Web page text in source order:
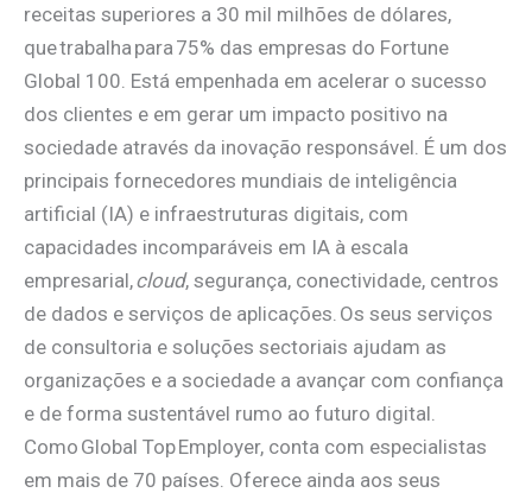
receitas superiores a 30 mil milhões de dólares,
que trabalha para 75% das empresas do Fortune
Global 100. Está empenhada em acelerar o sucesso
dos clientes e em gerar um impacto positivo na
sociedade através da inovação responsável. É um dos
principais fornecedores mundiais de inteligência
artificial (IA) e infraestruturas digitais, com
capacidades incomparáveis em IA à escala
empresarial,cloud, segurança, conectividade, centros
de dados e serviços de aplicações. Os seus serviços
de consultoria e soluções sectoriais ajudam as
organizações e a sociedade a avançar com confiança
e de forma sustentável rumo ao futuro digital.
Como Global Top Employer, conta com especialistas
em mais de 70 países. Oferece ainda aos seus